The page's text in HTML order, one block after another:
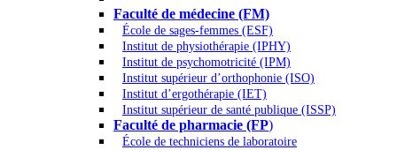
Faculté de médecine (FM)
École de sages-femmes (ESF)
Institut de physiothérapie (IPHY)
Institut de psychomotricité (IPM)
Institut supérieur d’orthophonie (ISO)
Institut d’ergothérapie (IET)
Institut supérieur de santé publique (ISSP)
Faculté de pharmacie (FP)
École de techniciens de laboratoire